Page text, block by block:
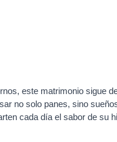
este matrimonio sigue
no solo panes, sino
cada día el sabor de su